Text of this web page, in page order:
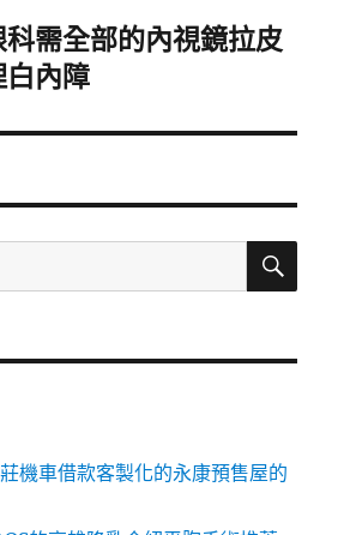
需全部的內視鏡拉皮
白內障
搜
機車借款客製化的永康預售屋的